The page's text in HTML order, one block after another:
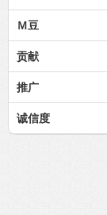
Ｍ豆
贡献
推广
诚信度